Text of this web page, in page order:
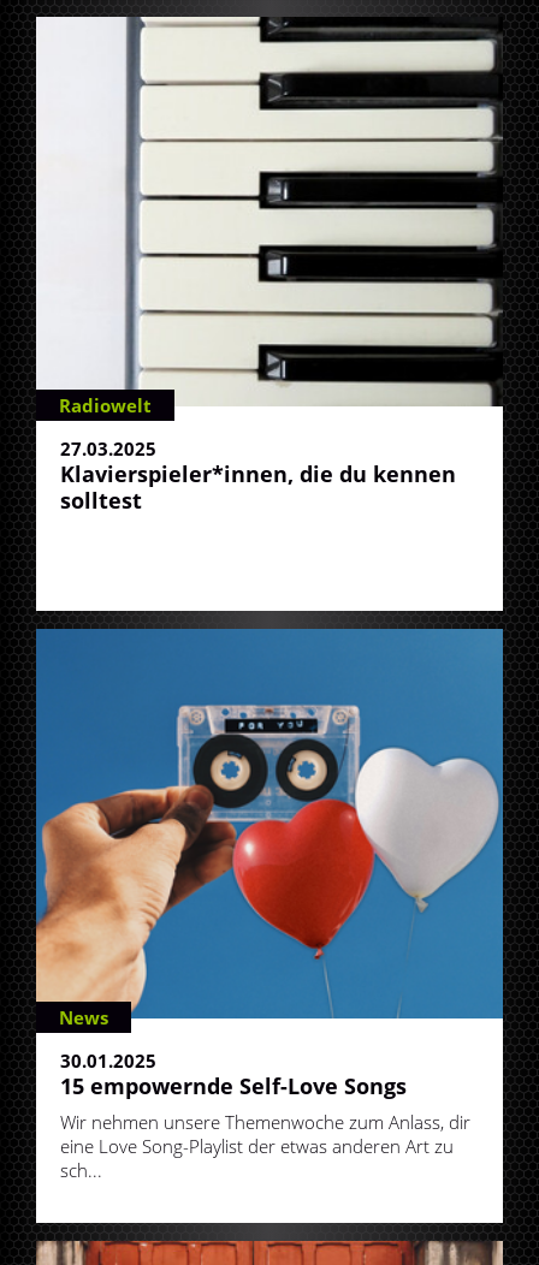
Radiowelt
27.03.2025
Klavierspieler*innen, die du kennen
solltest
News
30.01.2025
15 empowernde Self-Love Songs
Wir nehmen unsere Themenwoche zum Anlass, dir
eine Love Song-Playlist der etwas anderen Art zu
sch...